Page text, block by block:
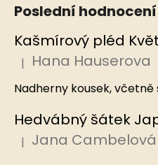
Poslední
Hodnocení produktu je 5 z
| Hana Hauserova
Nadherny kousek, včetně
Hodnocení produktu je 5 z
| Jana Cambelová